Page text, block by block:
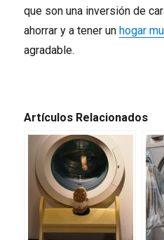
que son una inversión de
ahorrar y a tener unhogar
agradable.
Artículos Relacionados